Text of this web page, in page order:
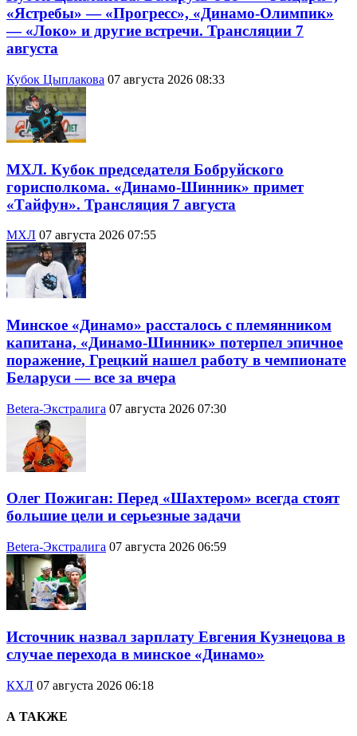
«Ястребы» — «Прогресс», «Динамо-Олимпик»
— «Локо» и другие встречи. Трансляции 7
августа
Кубок Цыплакова 07 августа 2026 08:33
МХЛ. Кубок председателя Бобруйского
горисполкома. «Динамо-Шинник» примет
«Тайфун». Трансляция 7 августа
МХЛ 07 августа 2026 07:55
Минское «Динамо» рассталось с племянником
капитана, «Динамо-Шинник» потерпел эпичное
поражение, Грецкий нашел работу в чемпионате
Беларуси — все за вчера
Betera-Экстралига 07 августа 2026 07:30
Олег Пожиган: Перед «Шахтером» всегда стоят
большие цели и серьезные задачи
Betera-Экстралига 07 августа 2026 06:59
Источник назвал зарплату Евгения Кузнецова в
случае перехода в минское «Динамо»
КХЛ 07 августа 2026 06:18
А ТАКЖЕ